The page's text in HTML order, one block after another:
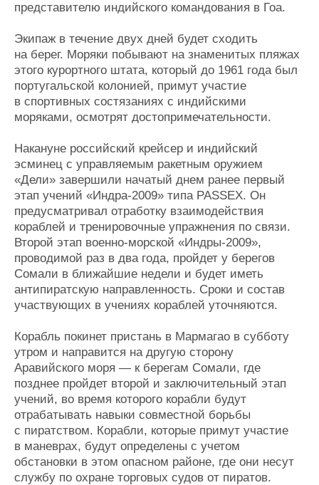
представителю индийского командования в Гоа.
Экипаж в течение двух дней будет сходить
на берег. Моряки побывают на знаменитых пляжах
этого курортного штата, который до 1961 года был
португальской колонией, примут участие
в спортивных состязаниях с индийскими
моряками, осмотрят достопримечательности.
Накануне российский крейсер и индийский
эсминец с управляемым ракетным оружием
«Дели» завершили начатый днем ранее первый
этап учений «Индра-2009» типа PASSEX. Он
предусматривал отработку взаимодействия
кораблей и тренировочные упражнения по связи.
Второй этап военно-морской «Индры-2009»,
проводимой раз в два года, пройдет у берегов
Сомали в ближайшие недели и будет иметь
антипиратскую направленность. Сроки и состав
участвующих в учениях кораблей уточняются.
Корабль покинет пристань в Мармагао в субботу
утром и направится на другую сторону
Аравийского моря — к берегам Сомали, где
позднее пройдет второй и заключительный этап
учений, во время которого корабли будут
отрабатывать навыки совместной борьбы
с пиратством. Корабли, которые примут участие
в маневрах, будут определены с учетом
обстановки в этом опасном районе, где они несут
службу по охране торговых судов от пиратов.